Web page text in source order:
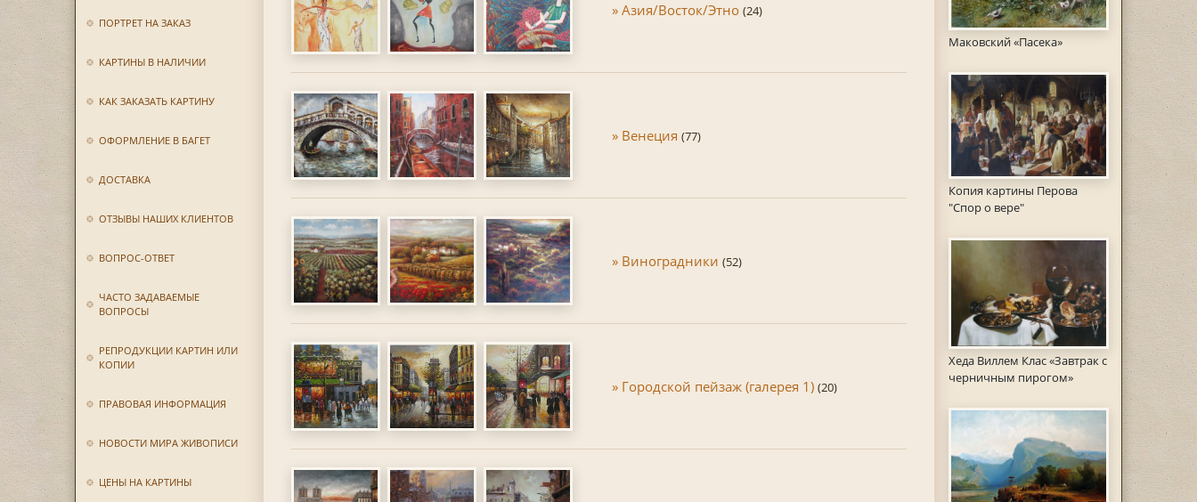
ПОРТРЕТ НА ЗАКАЗ
КАРТИНЫ В НАЛИЧИИ
КАК ЗАКАЗАТЬ КАРТИНУ
ОФОРМЛЕНИЕ В БАГЕТ
ДОСТАВКА
ОТЗЫВЫ НАШИХ КЛИЕНТОВ
ВОПРОС-ОТВЕТ
ЧАСТО ЗАДАВАЕМЫЕ
ВОПРОСЫ
РЕПРОДУКЦИИ КАРТИН ИЛИ
КОПИИ
ПРАВОВАЯ ИНФОРМАЦИЯ
НОВОСТИ МИРА ЖИВОПИСИ
ЦЕНЫ НА КАРТИНЫ
Маковский «Пасека»
Копия картины Перова
"Спор о вере"
Хеда Виллем Клас «Завтрак с
черничным пирогом»
» Азия/Восток/Этно (24)
» Венеция (77)
» Виноградники (52)
» Городской пейзаж (галерея 1) (20)